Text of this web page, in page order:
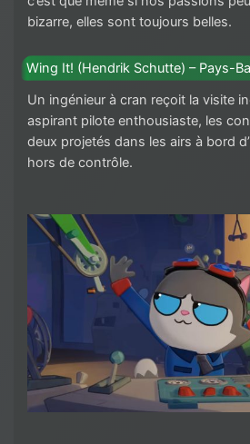
bizarre, elles sont toujours belles.
Wing It! (Hendrik Schutte) – Pays-
Un ingénieur à cran reçoit la visite
aspirant pilote enthousiaste, les
deux projetés dans les airs à bord
hors de contrôle.